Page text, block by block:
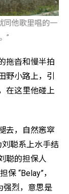
同他歌里唱的一
”
拖沓和慢半拍
野小路上，引
在这里他碰上
去，自然窸窣
聪系上水手结
聪的担保人
“Belay”，
强烈，意思是